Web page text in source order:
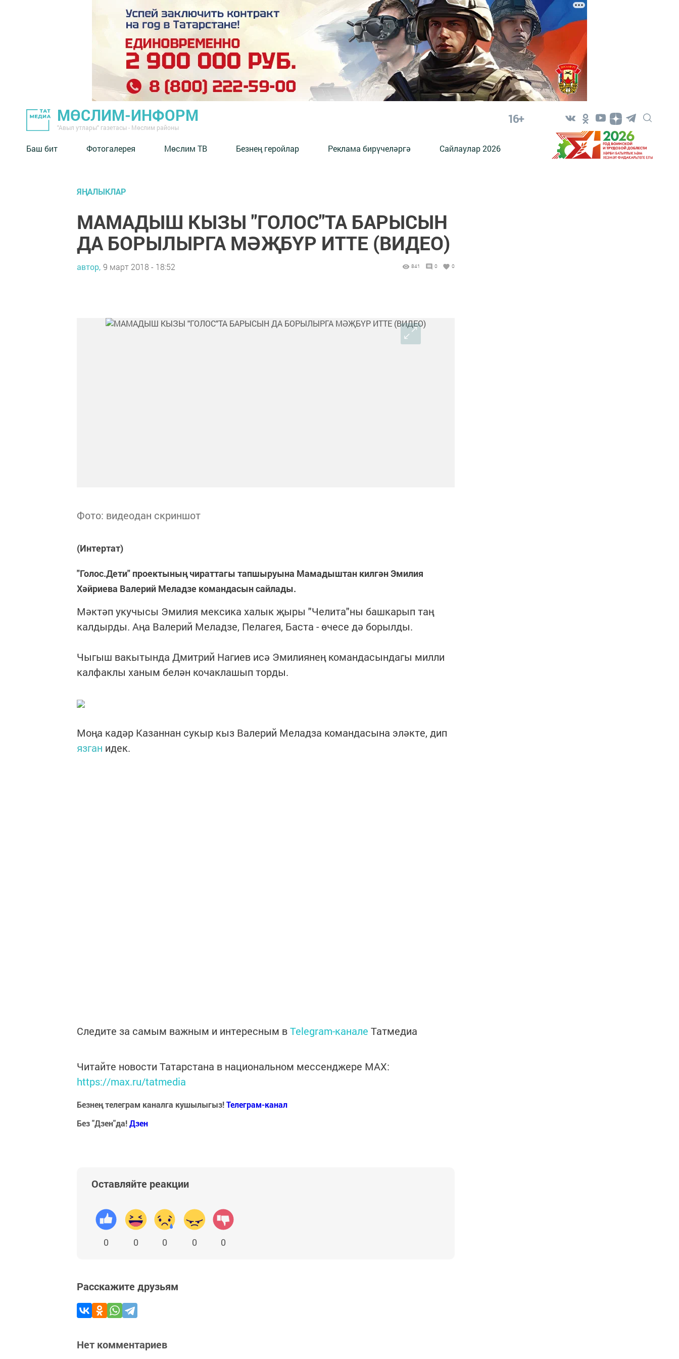
МӨСЛИМ-ИНФОРМ
"Авыл утлары" газетасы - Мөслим районы
16+
Баш бит Фотогалерея Мөслим ТВ Безнең геройлар Реклама бирүчеләргә Сайлаулар 2026
ЯҢАЛЫКЛАР
МАМАДЫШ КЫЗЫ "ГОЛОС"ТА БАРЫСЫН
ДА БОРЫЛЫРГА МӘҖБҮР ИТТЕ (ВИДЕО)
автор, 9 март 2018 - 18:52 841 0 0
Фото: видеодан скриншот
(Интертат)
"Голос.Дети" проектының чираттагы тапшыруына Мамадыштан килгән Эмилия
Хәйриева Валерий Меладзе командасын сайлады.
Мәктәп укучысы Эмилия мексика халык җыры "Челита"ны башкарып таң
калдырды. Аңа Валерий Меладзе, Пелагея, Баста - өчесе дә борылды.
Чыгыш вакытында Дмитрий Нагиев исә Эмилиянең командасындагы милли
калфаклы ханым белән кочаклашып торды.
Моңа кадәр Казаннан сукыр кыз Валерий Меладза командасына эләкте, дип
язган идек.
Следите за самым важным и интересным вTelegram-канале Татмедиа
Читайте новости Татарстана в национальном мессенджере MАХ:
https://max.ru/tatmedia
Безнең телеграм каналга кушылыгыз!Телеграм-канал
Без "Дзен"да!Дзен
Оставляйте реакции
0 0 0 0 0
Расскажите друзьям
Нет комментариев